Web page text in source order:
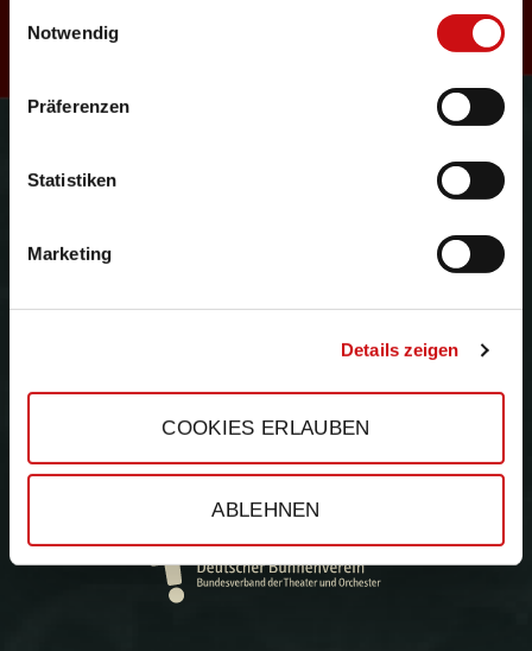
Notwendig
Präferenzen
Statistiken
Marketing
Details zeigen
COOKIES ERLAUBEN
ABLEHNEN
R
e
s
e